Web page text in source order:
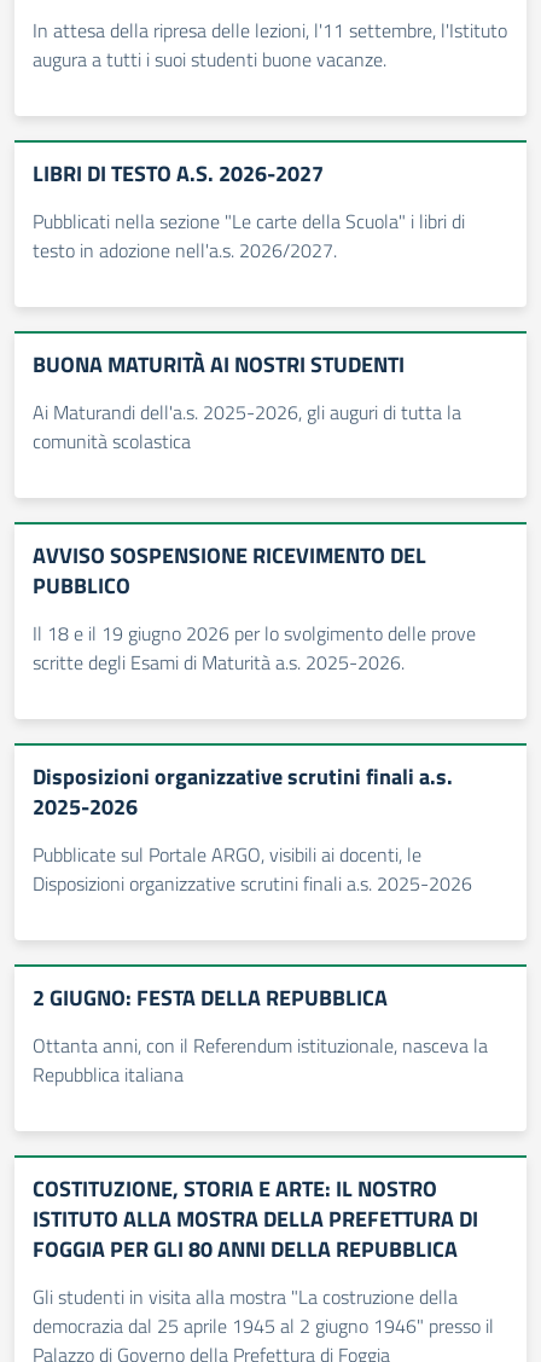
In attesa della ripresa delle lezioni, l'11 settembre, l'Istituto
augura a tutti i suoi studenti buone vacanze.
LIBRI DI TESTO A.S. 2026-2027
Pubblicati nella sezione "Le carte della Scuola" i libri di
testo in adozione nell'a.s. 2026/2027.
BUONA MATURITÀ AI NOSTRI STUDENTI
Ai Maturandi dell'a.s. 2025-2026, gli auguri di tutta la
comunità scolastica
AVVISO SOSPENSIONE RICEVIMENTO DEL
PUBBLICO
Il 18 e il 19 giugno 2026 per lo svolgimento delle prove
scritte degli Esami di Maturità a.s. 2025-2026.
Disposizioni organizzative scrutini finali a.s.
2025-2026
Pubblicate sul Portale ARGO, visibili ai docenti, le
Disposizioni organizzative scrutini finali a.s. 2025-2026
2 GIUGNO: FESTA DELLA REPUBBLICA
Ottanta anni, con il Referendum istituzionale, nasceva la
Repubblica italiana
COSTITUZIONE, STORIA E ARTE: IL NOSTRO
ISTITUTO ALLA MOSTRA DELLA PREFETTURA DI
FOGGIA PER GLI 80 ANNI DELLA REPUBBLICA
Gli studenti in visita alla mostra "La costruzione della
democrazia dal 25 aprile 1945 al 2 giugno 1946" presso il
Palazzo di Governo della Prefettura di Foggia